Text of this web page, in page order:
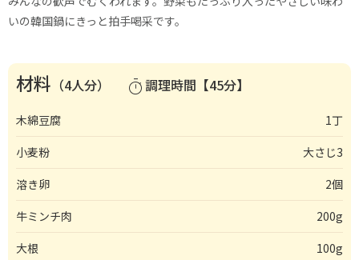
いの韓国鍋にきっと拍手喝采です。
材料 （4人分） timer調理時間【45分】
木綿豆腐
1丁
小麦粉
大さじ3
溶き卵
2個
牛ミンチ肉
200g
大根
100g